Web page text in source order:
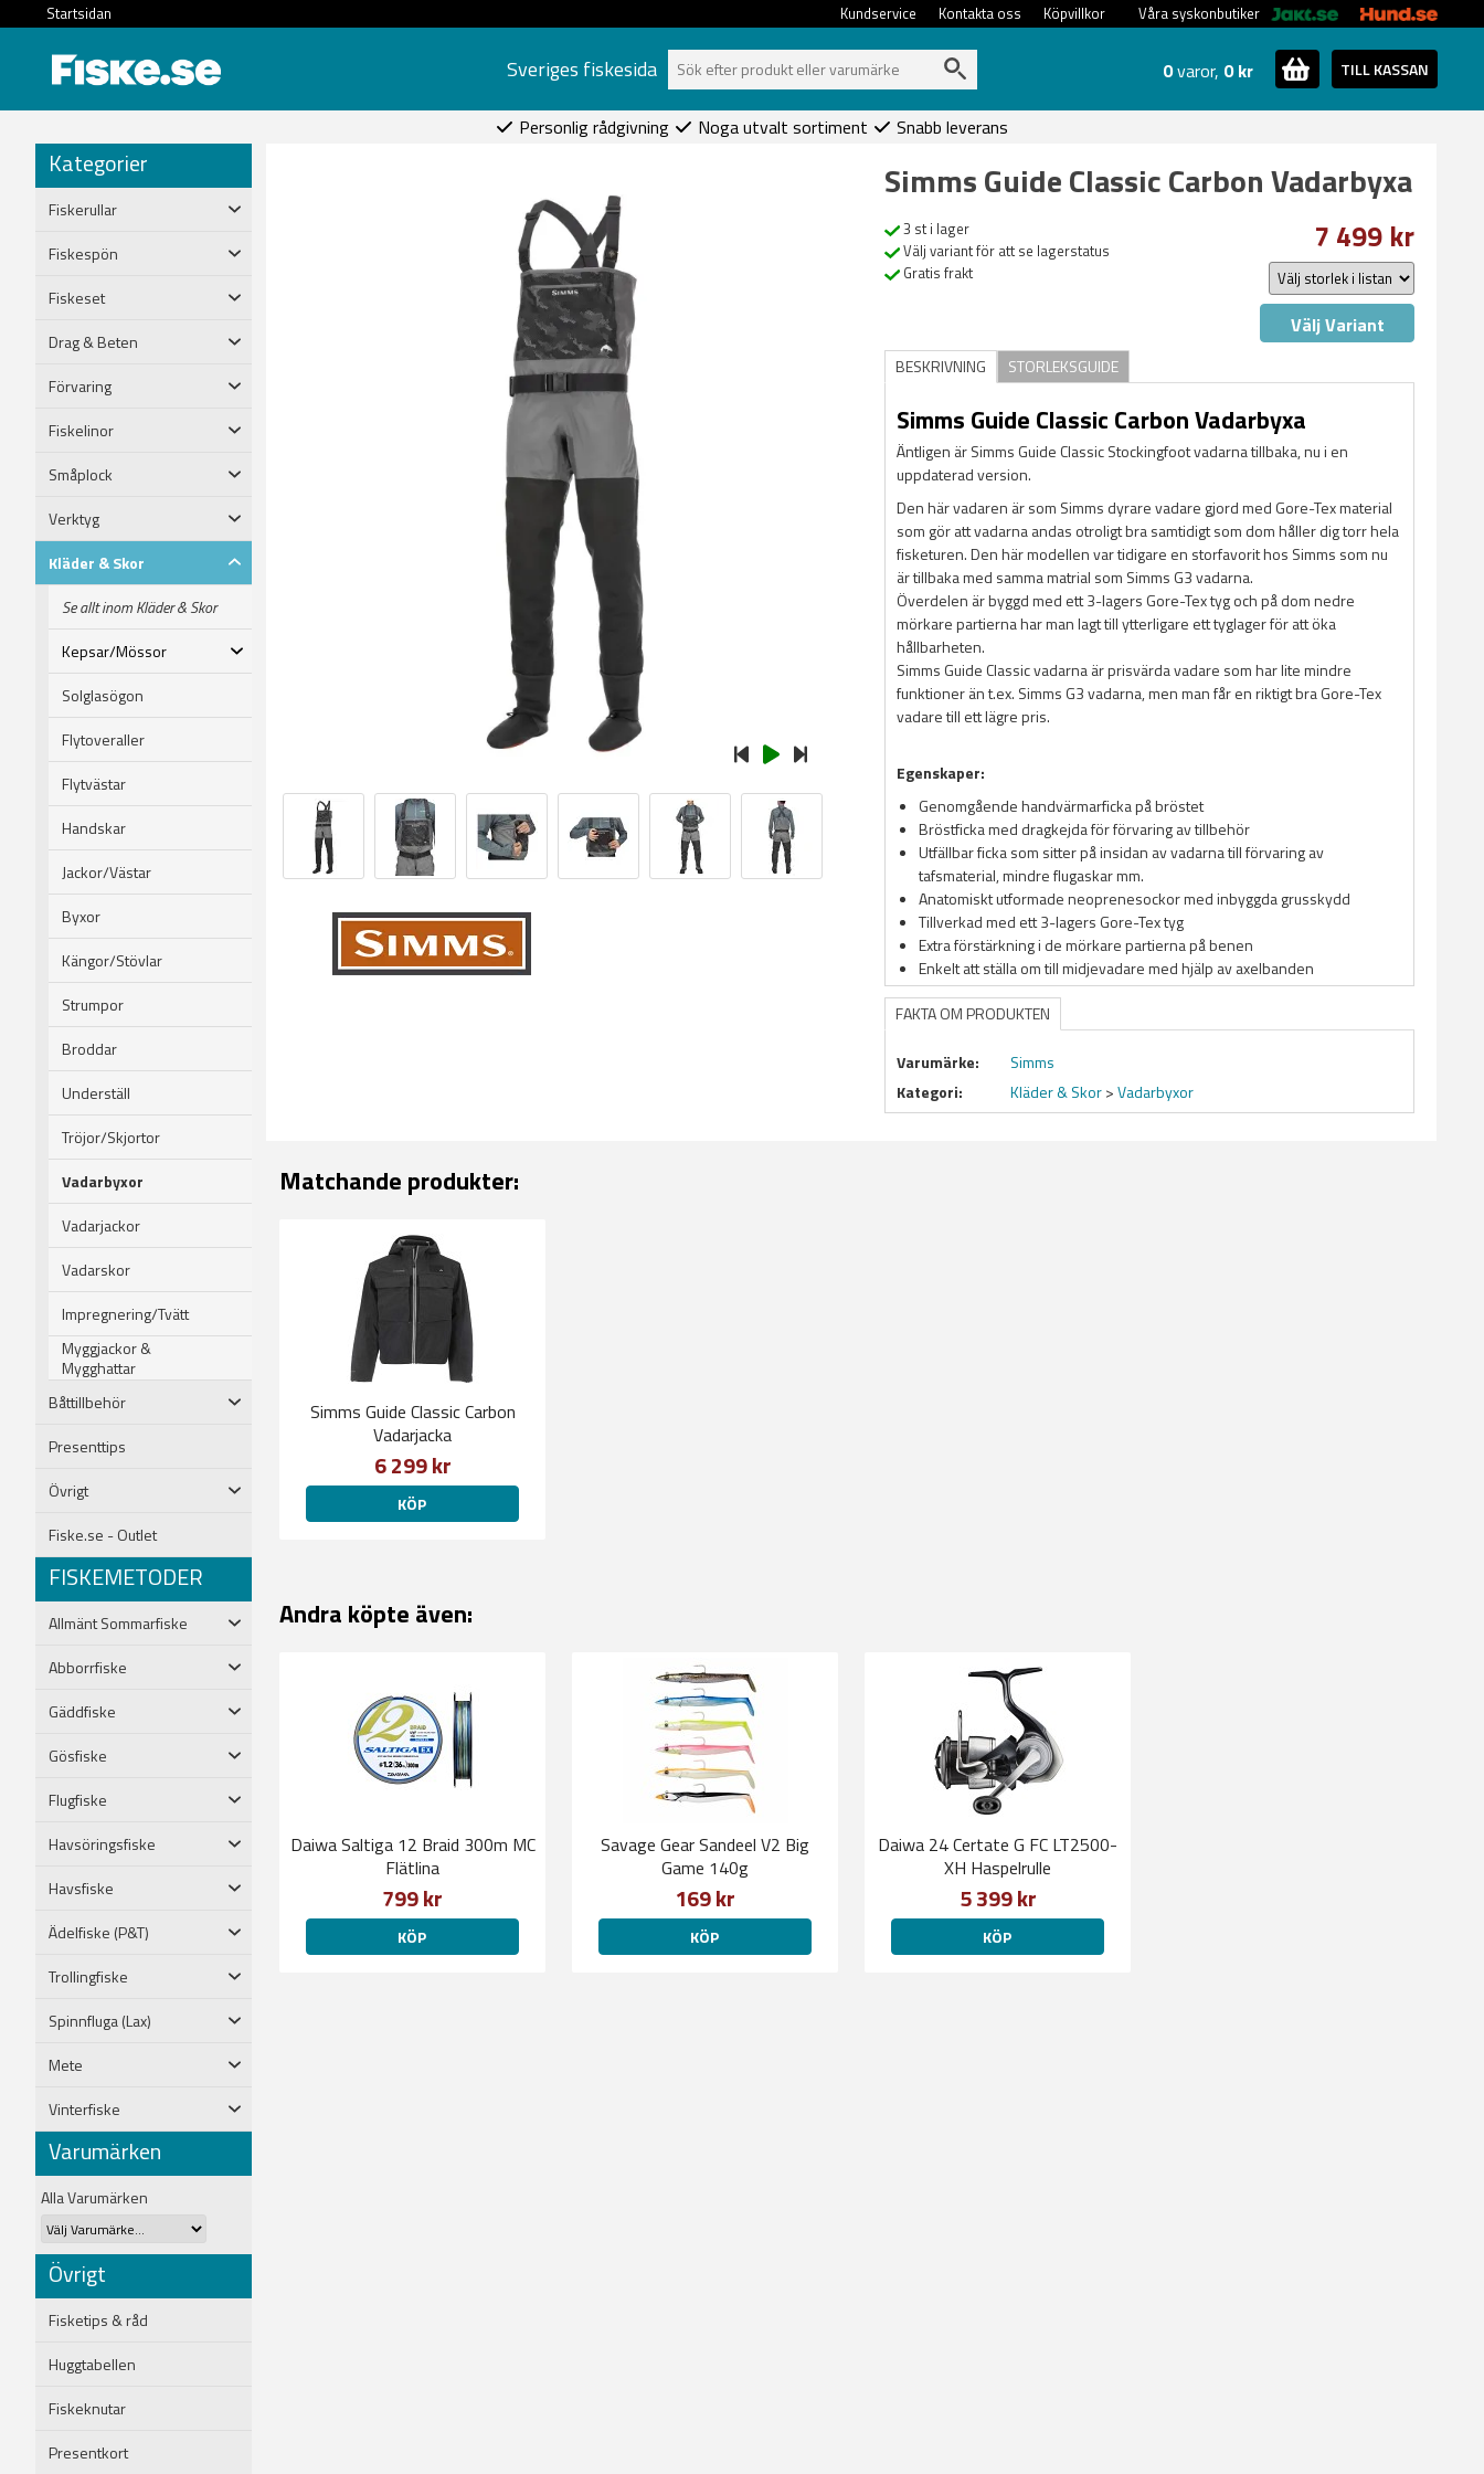
Startsidan Våra syskonbutiker
Köpvillkor
Kontakta oss
Kundservice
Sveriges fiskesida 0varor, 0 kr TILL KASSAN
Personlig rådgivning Noga utvalt sortiment Snabb leverans
Kategorier
Fiskerullar
Fiskespön
Fiskeset
Drag & Beten
Förvaring
Fiskelinor
Småplock
Verktyg
Kläder & Skor
Se allt inom Kläder & Skor
Kepsar/Mössor
Solglasögon
Flytoveraller
Flytvästar
Handskar
Jackor/Västar
Byxor
Kängor/Stövlar
Strumpor
Broddar
Underställ
Tröjor/Skjortor
Vadarbyxor
Vadarjackor
Vadarskor
Impregnering/Tvätt
Myggjackor &
Mygghattar
Båttillbehör
Presenttips
Övrigt
Fiske.se - Outlet
FISKEMETODER
Allmänt Sommarfiske
Abborrfiske
Gäddfiske
Gösfiske
Flugfiske
Havsöringsfiske
Havsfiske
Ädelfiske (P&T)
Trollingfiske
Spinnfluga (Lax)
Mete
Vinterfiske
Varumärken
Alla Varumärken
Övrigt
Fisketips & råd
Huggtabellen
Fiskeknutar
Presentkort
Simms Guide Classic Carbon Vadarbyxa
3 st i lager
Välj variant för att se lagerstatus
Gratis frakt
7 499 kr
Välj Variant
BESKRIVNING STORLEKSGUIDE
Simms Guide Classic Carbon Vadarbyxa
Äntligen är Simms Guide Classic Stockingfoot vadarna tillbaka, nu i en
uppdaterad version.
Den här vadaren är som Simms dyrare vadare gjord med Gore-Tex material
som gör att vadarna andas otroligt bra samtidigt som dom håller dig torr hela
fisketuren. Den här modellen var tidigare en storfavorit hos Simms som nu
är tillbaka med samma matrial som Simms G3 vadarna.
Överdelen är byggd med ett 3-lagers Gore-Tex tyg och på dom nedre
mörkare partierna har man lagt till ytterligare ett tyglager för att öka
hållbarheten.
Simms Guide Classic vadarna är prisvärda vadare som har lite mindre
funktioner än t.ex. Simms G3 vadarna, men man får en riktigt bra Gore-Tex
vadare till ett lägre pris.
Egenskaper:
Genomgående handvärmarficka på bröstet
Bröstficka med dragkejda för förvaring av tillbehör
Utfällbar ficka som sitter på insidan av vadarna till förvaring av
tafsmaterial, mindre flugaskar mm.
Anatomiskt utformade neoprenesockor med inbyggda grusskydd
Tillverkad med ett 3-lagers Gore-Tex tyg
Extra förstärkning i de mörkare partierna på benen
Enkelt att ställa om till midjevadare med hjälp av axelbanden
FAKTA OM PRODUKTEN
Varumärke:
Simms
Kategori:
Kläder & Skor>Vadarbyxor
Matchande produkter:
Simms Guide Classic Carbon
Vadarjacka
6 299 kr
KÖP
Andra köpte även:
Daiwa Saltiga 12 Braid 300m MC
Flätlina
799 kr
KÖP
Savage Gear Sandeel V2 Big
Game 140g
169 kr
KÖP
Daiwa 24 Certate G FC LT2500-
XH Haspelrulle
5 399 kr
KÖP